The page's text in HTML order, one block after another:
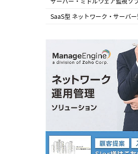
Applications Manager
SaaS型 ネットワーク・サーバ